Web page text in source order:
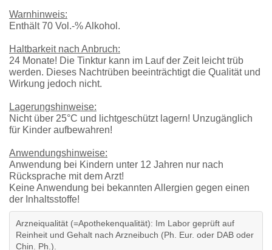
Warnhinweis:
Enthält 70 Vol.-% Alkohol.
Haltbarkeit nach Anbruch:
24 Monate! Die Tinktur kann im Lauf der Zeit leicht trüb
werden. Dieses Nachtrüben beeinträchtigt die Qualität und
Wirkung jedoch nicht.
Lagerungshinweise:
Nicht über 25°C und lichtgeschützt lagern! Unzugänglich
für Kinder aufbewahren!
Anwendungshinweise:
Anwendung bei Kindern unter 12 Jahren nur nach
Rücksprache mit dem Arzt!
Keine Anwendung bei bekannten Allergien gegen einen
der Inhaltsstoffe!
Arzneiqualität (=Apothekenqualität): Im Labor geprüft auf
Reinheit und Gehalt nach Arzneibuch (Ph. Eur. oder DAB oder
Chin. Ph.).